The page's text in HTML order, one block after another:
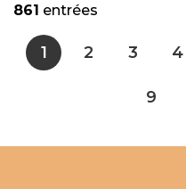
861 entrées
1 2 3 4
9